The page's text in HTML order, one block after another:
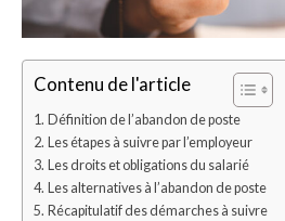
Contenu de l'article
Définition de l’abandon de poste
Les étapes à suivre par l’employeur
Les droits et obligations du salarié
Les alternatives à l’abandon de poste
Récapitulatif des démarches à suivre